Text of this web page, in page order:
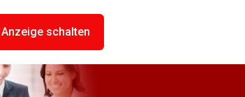
Anzeige schalten